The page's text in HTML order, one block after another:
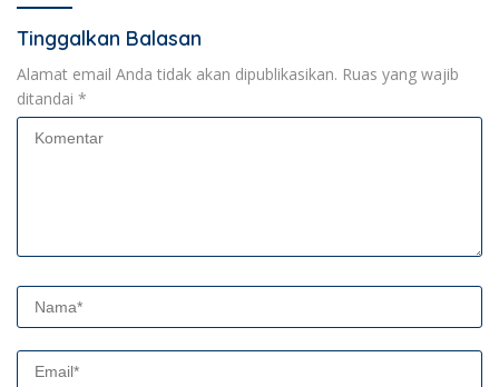
Tinggalkan Balasan
Alamat email Anda tidak akan dipublikasikan. Ruas yang wajib
ditandai *